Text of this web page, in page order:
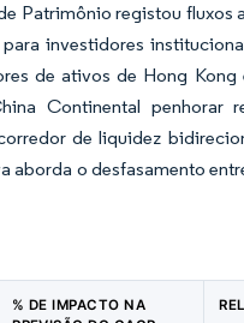
Patrimônio registou
investidores
de ativos de Hong
Continental
de liquidez
o desfasamento
% DE IMPACTO NA